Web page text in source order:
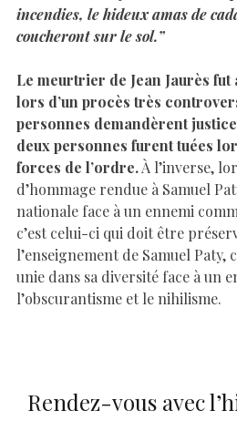
incendies, le hideux amas de
coucheront sur le sol.”
Le meurtrier de Jean Jaurès fut
lors d’un procès très
personnes demandèrent
deux personnes furent tuées
forces de l’ordre.À l’inverse,
d’hommage rendue à Samuel
nationale face à un ennemi
c’est celui-ci qui doit être
l’enseignement de Samuel Paty,
unie dans sa diversité face à un
l’obscurantisme et le nihilisme.
Rendez-vous avec